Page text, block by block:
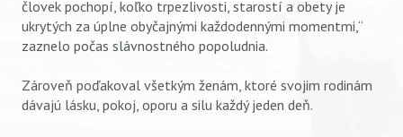
človek pochopí, koľko trpezlivosti, starostí a obety je
ukrytých za úplne obyčajnými každodennými momentmi,“
zaznelo počas slávnostného popoludnia.
Zároveň poďakoval všetkým ženám, ktoré svojim rodinám
dávajú lásku, pokoj, oporu a silu každý jeden deň.